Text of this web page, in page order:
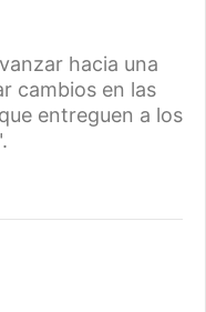
hacia una
cambios en las
entreguen a los